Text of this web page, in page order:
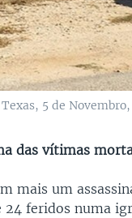
5 de Novembro,
das vítimas
mais um
feridos numa